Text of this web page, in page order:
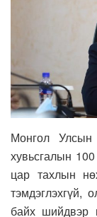
Монгол
хувьсгалын
цар тахлын
тэмдэглэхгүй,
байх шийдвэр